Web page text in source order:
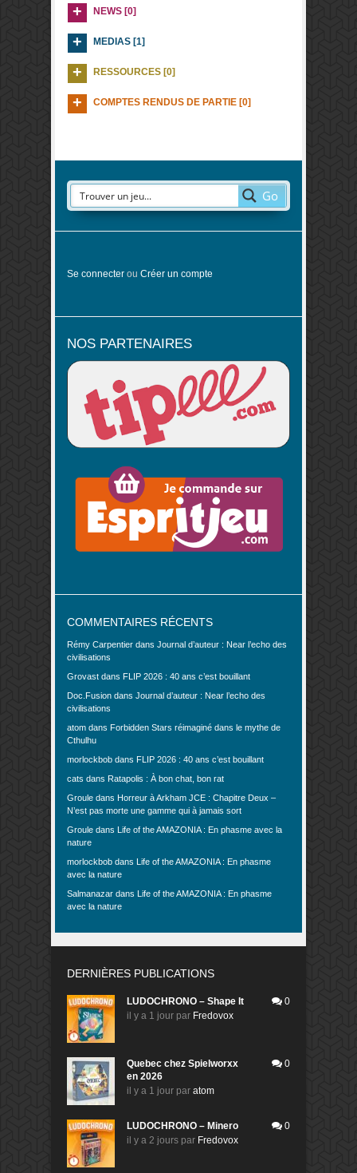
NEWS [0]
MEDIAS [1]
RESSOURCES [0]
COMPTES RENDUS DE PARTIE [0]
Go
Se connecter ou Créer un compte
NOS PARTENAIRES
COMMENTAIRES RÉCENTS
Rémy Carpentier dans Journal d’auteur : Near l’echo des
civilisations
Grovast dans FLIP 2026 : 40 ans c’est bouillant
Doc.Fusion dans Journal d’auteur : Near l’echo des
civilisations
atom dans Forbidden Stars réimaginé dans le mythe de
Cthulhu
morlockbob dans FLIP 2026 : 40 ans c’est bouillant
cats dans Ratapolis : À bon chat, bon rat
Groule dans Horreur à Arkham JCE : Chapitre Deux –
N’est pas morte une gamme qui à jamais sort
Groule dans Life of the AMAZONIA : En phasme avec la
nature
morlockbob dans Life of the AMAZONIA : En phasme
avec la nature
Salmanazar dans Life of the AMAZONIA : En phasme
avec la nature
DERNIÈRES PUBLICATIONS
LUDOCHRONO – Shape It
il y a 1 jour par Fredovox
0
Quebec chez Spielworxx
en 2026
il y a 1 jour par atom
0
LUDOCHRONO – Minero
il y a 2 jours par Fredovox
0